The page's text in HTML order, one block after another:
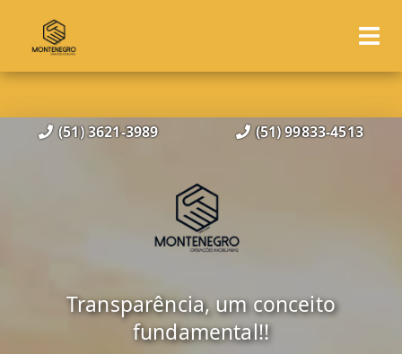
(51) 3621-3989 (51) 99833-4513
Transparência, um conceito
fundamental!!